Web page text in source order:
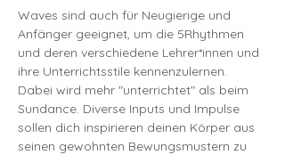
Waves sind auch für Neugierige und
Anfänger geeignet, um die 5Rhythmen
und deren verschiedene Lehrer*innen und
ihre Unterrichtsstile kennenzulernen.
Dabei wird mehr "unterrichtet" als beim
Sundance. Diverse Inputs und Impulse
sollen dich inspirieren deinen Körper aus
seinen gewohnten Bewungsmustern zu